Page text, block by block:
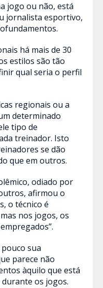
jogo ou não, está
jornalista esportivo,
há mais de 30
estilos são tão
qual seria o perfil
regionais ou a
determinado
tipo de
treinador. Isto
se dão
que em outros.
odiado por
afirmou o
o técnico é
nos jogos, os
sua
parece não
àquilo que está
durante os jogos.